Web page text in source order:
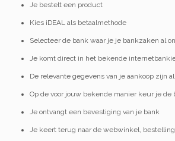
Je bestelt een product
Kies iDEAL als betaalmethode
Selecteer de bank waar je je bankzaken al
Je komt direct in het bekende
De relevante gegevens van je aankoop zijn
Op de voor jouw bekende manier keur je de
Je ontvangt een bevestiging van je bank
Je keert terug naar de webwinkel,